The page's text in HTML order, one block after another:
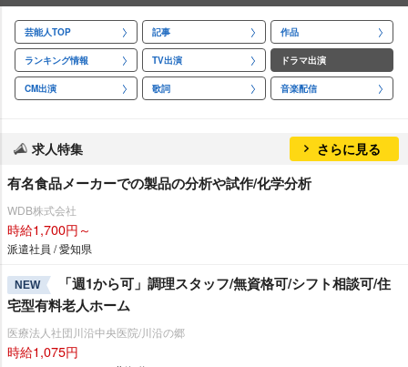
芸能人TOP 記事 作品
ランキング情報 TV出演 ドラマ出演
CM出演 歌詞 音楽配信
求人特集 さらに見る
有名食品メーカーでの製品の分析や試作/化学分析
WDB株式会社
時給1,700円～
派遣社員 / 愛知県
NEW
「週1から可」調理スタッフ/無資格可/シフト相談可/住
宅型有料老人ホーム
医療法人社団川沿中央医院/川沿の郷
時給1,075円